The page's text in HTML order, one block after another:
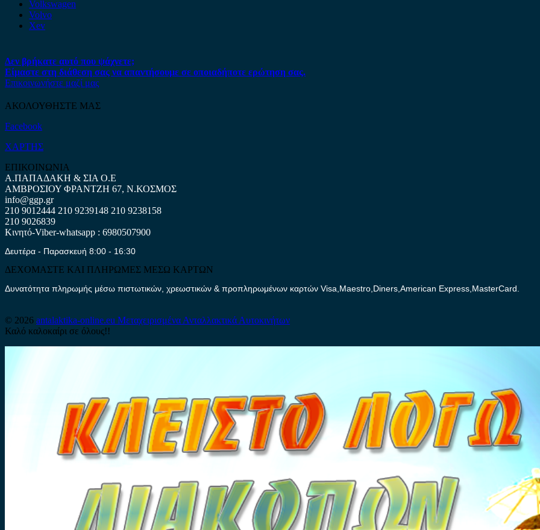
Volkswagen
Volvo
Xev
Δεν βρήκατε αυτό που ψάχνετε;
Είμαστε στη διάθεση σας να απαντήσουμε σε οποιαδήποτε ερώτηση σας.
Επικοινωνήστε μαζί μας
ΑΚΟΛΟΥΘΗΣΤΕ ΜΑΣ
Facebook
ΧΑΡΤΗΣ
ΕΠΙΚΟΙΝΩΝΙΑ
Α.ΠΑΠΑΔΑΚΗ & ΣΙΑ Ο.Ε
ΑΜΒΡΟΣΙΟΥ ΦΡΑΝΤΖΗ 67, Ν.ΚΟΣΜΟΣ
info@ggp.gr
210 9012444 210 9239148 210 9238158
210 9026839
Κινητό-Viber-whatsapp : 6980507900
Δευτέρα - Παρασκευή 8:00 - 16:30
ΔΕΧΟΜΑΣΤΕ ΚΑΙ ΠΛΗΡΩΜΕΣ ΜΕΣΩ ΚΑΡΤΩΝ
Δυνατότητα πληρωμής μέσω πιστωτικών, χρεωστικών & προπληρωμένων καρτών Visa,Maestro,Diners,American Express,MasterCard.
© 2026 antalaktika-online.eu Μεταχειρισμένα Ανταλλακτικά Αυτοκινήτων
Καλό καλοκαίρι σε όλους!!